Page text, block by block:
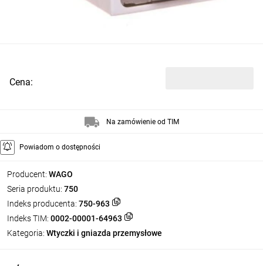
Producent: WAGO
Seria produktu: 750
Indeks producenta: 750-963
Indeks TIM: 0002-00001-64963
Kategoria: Wtyczki i gniazda przemysłowe
Cena:
Na zamówienie od TIM
Powiadom o dostępności